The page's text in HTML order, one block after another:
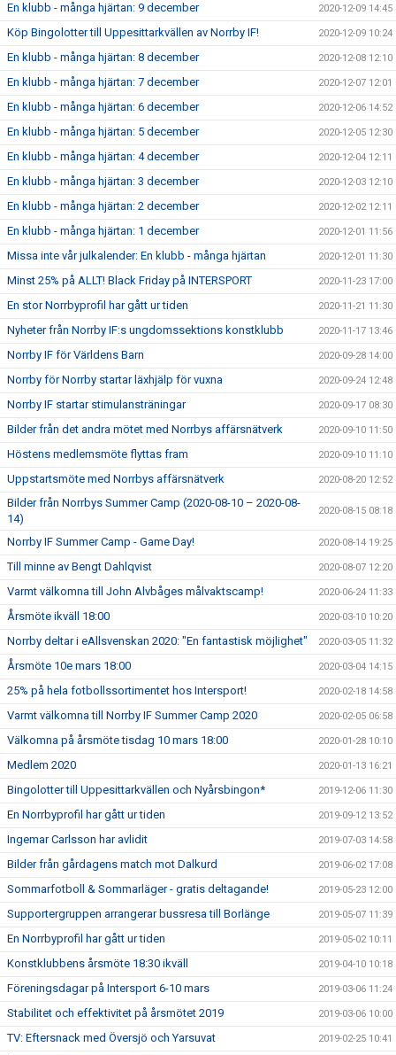
En klubb - många hjärtan: 9 december 2020-12-09 14:45
Köp Bingolotter till Uppesittarkvällen av Norrby IF! 2020-12-09 10:24
En klubb - många hjärtan: 8 december 2020-12-08 12:10
En klubb - många hjärtan: 7 december 2020-12-07 12:01
En klubb - många hjärtan: 6 december 2020-12-06 14:52
En klubb - många hjärtan: 5 december 2020-12-05 12:30
En klubb - många hjärtan: 4 december 2020-12-04 12:11
En klubb - många hjärtan: 3 december 2020-12-03 12:10
En klubb - många hjärtan: 2 december 2020-12-02 12:11
En klubb - många hjärtan: 1 december 2020-12-01 11:56
Missa inte vår julkalender: En klubb - många hjärtan 2020-12-01 11:30
Minst 25% på ALLT! Black Friday på INTERSPORT 2020-11-23 17:00
En stor Norrbyprofil har gått ur tiden 2020-11-21 11:30
Nyheter från Norrby IF:s ungdomssektions konstklubb 2020-11-17 13:46
Norrby IF för Världens Barn 2020-09-28 14:00
Norrby för Norrby startar läxhjälp för vuxna 2020-09-24 12:48
Norrby IF startar stimulansträningar 2020-09-17 08:30
Bilder från det andra mötet med Norrbys affärsnätverk 2020-09-10 11:50
Höstens medlemsmöte flyttas fram 2020-09-10 11:10
Uppstartsmöte med Norrbys affärsnätverk 2020-08-20 12:52
Bilder från Norrbys Summer Camp (2020-08-10 – 2020-08-
14)
2020-08-15 08:18
Norrby IF Summer Camp - Game Day! 2020-08-14 19:25
Till minne av Bengt Dahlqvist 2020-08-07 12:20
Varmt välkomna till John Alvbåges målvaktscamp! 2020-06-24 11:33
Årsmöte ikväll 18:00 2020-03-10 10:20
Norrby deltar i eAllsvenskan 2020: "En fantastisk möjlighet" 2020-03-05 11:32
Årsmöte 10e mars 18:00 2020-03-04 14:15
25% på hela fotbollssortimentet hos Intersport! 2020-02-18 14:58
Varmt välkomna till Norrby IF Summer Camp 2020 2020-02-05 06:58
Välkomna på årsmöte tisdag 10 mars 18:00 2020-01-28 10:10
Medlem 2020 2020-01-13 16:21
Bingolotter till Uppesittarkvällen och Nyårsbingon* 2019-12-06 11:30
En Norrbyprofil har gått ur tiden 2019-09-12 13:52
Ingemar Carlsson har avlidit 2019-07-03 14:58
Bilder från gårdagens match mot Dalkurd 2019-06-02 17:08
Sommarfotboll & Sommarläger - gratis deltagande! 2019-05-23 12:00
Supportergruppen arrangerar bussresa till Borlänge 2019-05-07 11:39
En Norrbyprofil har gått ur tiden 2019-05-02 10:11
Konstklubbens årsmöte 18:30 ikväll 2019-04-10 10:18
Föreningsdagar på Intersport 6-10 mars 2019-03-06 11:24
Stabilitet och effektivitet på årsmötet 2019 2019-03-06 10:00
TV: Eftersnack med Översjö och Yarsuvat 2019-02-25 10:41